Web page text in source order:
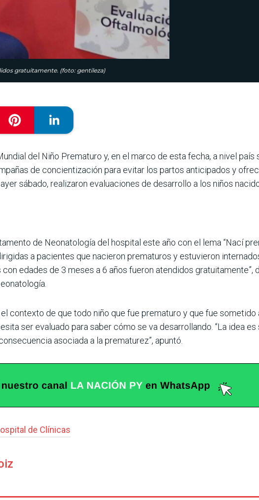
gratuitamente. (foto: gentileza)
del Niño Prematuro y, en el marco de esta fecha, a nivel país
de concientización para evitar los partos anticipados y
sábado, realizaron evaluaciones de desarrollo a los niños
de Neonatología del hospital este año con el lema “Nací
a pacientes que nacieron prematuros y estuvieron
con edades de 3 meses a 6 años fueron atendidos gratuitamente”,
contexto de que todo niño que fue prematuro y que fue sometido
ser evaluado para saber cómo se va desarrollando. “La idea es
asociada a la prematurez”, apuntó.
de Clínicas